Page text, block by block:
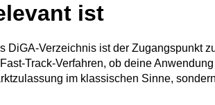
ist
DiGA-Verzeichnis ist der Zugangspunkt
Track-Verfahren, ob deine
im klassischen Sinne,